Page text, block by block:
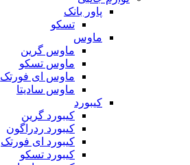
پاور بانک
تسکو
ماوس
ماوس گرین
ماوس تسکو
ماوس ای فورتک
ماوس سادیتا
کیبورد
کیبورد گرین
کیبورد ردراگون
کیبورد ای فورتک
کیبورد تسکو